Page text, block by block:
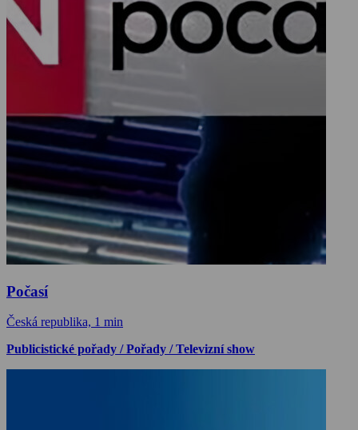
Počasí
Česká republika, 1 min
Publicistické pořady / Pořady / Televizní show